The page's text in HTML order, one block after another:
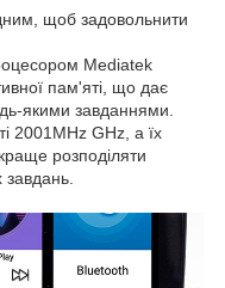
щоб задовольнити
Mediatek
пам'яті, що дає
якими завданнями.
2001MHz GHz, а їх
розподіляти